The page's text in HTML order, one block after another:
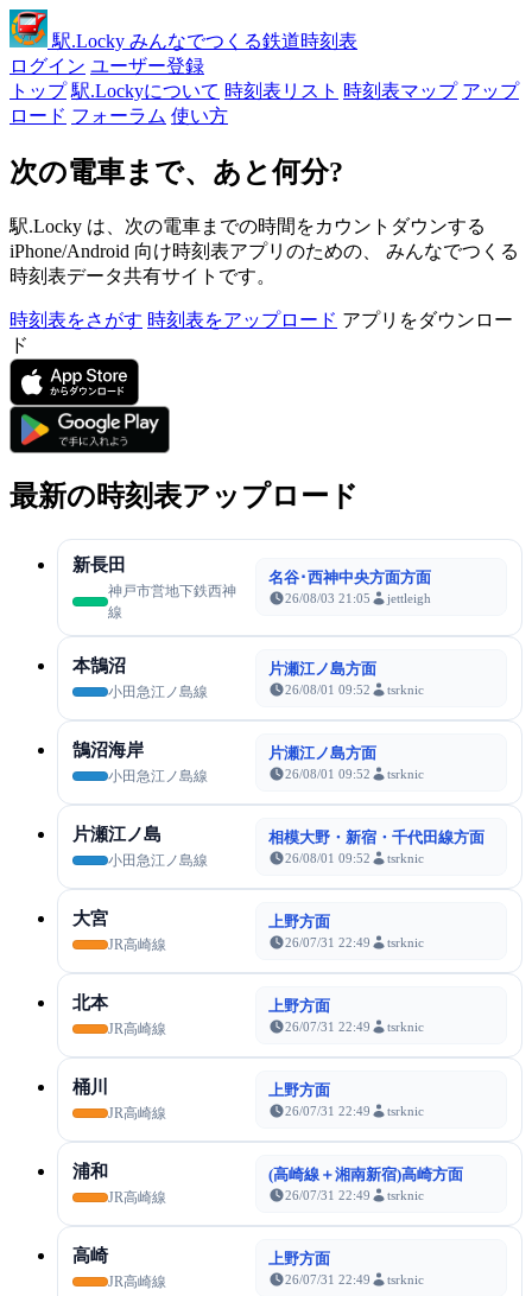
駅.Locky みんなでつくる鉄道時刻表
ログイン ユーザー登録
トップ 駅.Lockyについて 時刻表リスト 時刻表マップ アップ
ロード フォーラム 使い方
次の電車まで、あと何分?
駅.Locky は、次の電車までの時間をカウントダウンする
iPhone/Android 向け時刻表アプリのための、 みんなでつくる
時刻表データ共有サイトです。
時刻表をさがす 時刻表をアップロード アプリをダウンロー
ド
最新の時刻表アップロード
新長田
神戸市営地下鉄西神
線
名谷･西神中央方面方面
26/08/03 21:05 jettleigh
本鵠沼
小田急江ノ島線
片瀬江ノ島方面
26/08/01 09:52 tsrknic
鵠沼海岸
小田急江ノ島線
片瀬江ノ島方面
26/08/01 09:52 tsrknic
片瀬江ノ島
小田急江ノ島線
相模大野・新宿・千代田線方面
26/08/01 09:52 tsrknic
大宮
JR高崎線
上野方面
26/07/31 22:49 tsrknic
北本
JR高崎線
上野方面
26/07/31 22:49 tsrknic
桶川
JR高崎線
上野方面
26/07/31 22:49 tsrknic
浦和
JR高崎線
(高崎線＋湘南新宿)高崎方面
26/07/31 22:49 tsrknic
高崎
JR高崎線
上野方面
26/07/31 22:49 tsrknic